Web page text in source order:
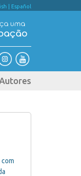
Español